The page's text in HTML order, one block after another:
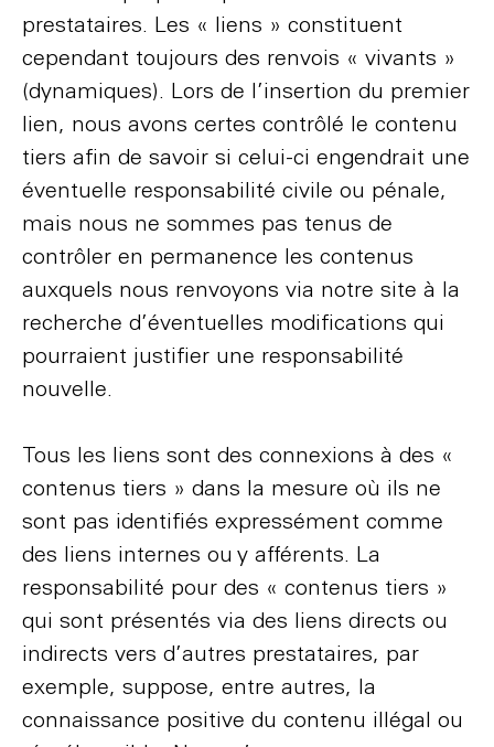
prestataires. Les « liens » constituent
cependant toujours des renvois « vivants »
(dynamiques). Lors de l’insertion du premier
lien, nous avons certes contrôlé le contenu
tiers afin de savoir si celui-ci engendrait une
éventuelle responsabilité civile ou pénale,
mais nous ne sommes pas tenus de
contrôler en permanence les contenus
auxquels nous renvoyons via notre site à la
recherche d’éventuelles modifications qui
pourraient justifier une responsabilité
nouvelle.
Tous les liens sont des connexions à des «
contenus tiers » dans la mesure où ils ne
sont pas identifiés expressément comme
des liens internes ou y afférents. La
responsabilité pour des « contenus tiers »
qui sont présentés via des liens directs ou
indirects vers d’autres prestataires, par
exemple, suppose, entre autres, la
connaissance positive du contenu illégal ou